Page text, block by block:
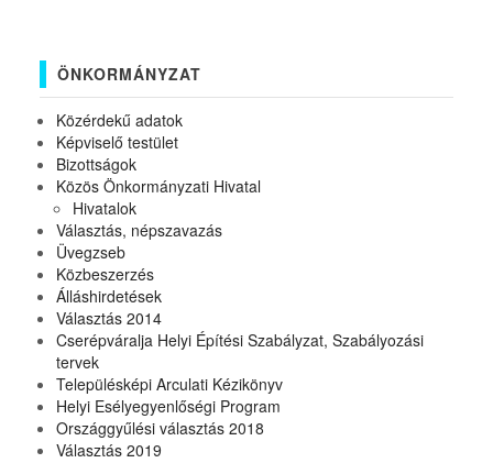
ÖNKORMÁNYZAT
Közérdekű adatok
Képviselő testület
Bizottságok
Közös Önkormányzati Hivatal
Hivatalok
Választás, népszavazás
Üvegzseb
Közbeszerzés
Álláshirdetések
Választás 2014
Cserépváralja Helyi Építési Szabályzat, Szabályozási
tervek
Településképi Arculati Kézikönyv
Helyi Esélyegyenlőségi Program
Országgyűlési választás 2018
Választás 2019